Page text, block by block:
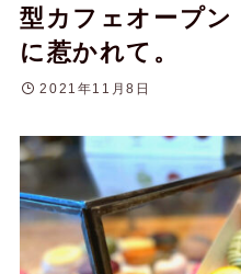
型カフェオープン
に惹かれて。
2021年11月8日